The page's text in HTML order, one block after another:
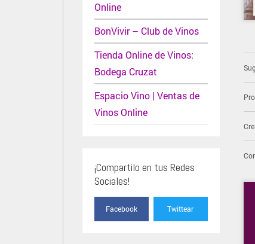
Online
BonVivir – Club de Vinos
Tienda Online de Vinos:
Bodega Cruzat
Espacio Vino | Ventas de
Vinos Online
¡Compartilo en tus Redes
Sociales!
Facebook Twittear